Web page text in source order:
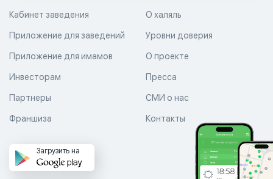
О халяль
Уровни доверия
Кабинет заведения
Приложение для заведений
Приложение для имамов О проекте
Пресса
СМИ о нас
Контакты
Инвесторам
Партнеры
Франшиза
Загрузить на